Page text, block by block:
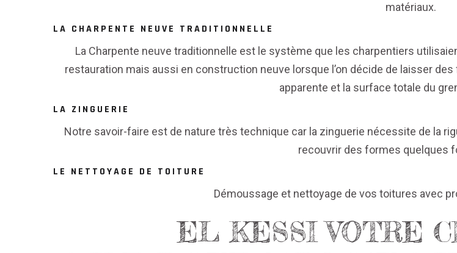
matériaux.
LA CHARPENTE NEUVE TRADITIONNELLE
La Charpente neuve traditionnelle est le système que les charpentiers
restauration mais aussi en construction neuve lorsque l’on décide de laisser
apparente et la surface totale du
LA ZINGUERIE
Notre savoir-faire est de nature très technique car la zinguerie nécessite de la
recouvrir des formes quelques
LE NETTOYAGE DE TOITURE
Démoussage et nettoyage de vos toitures avec
EL KESSI VOTRE